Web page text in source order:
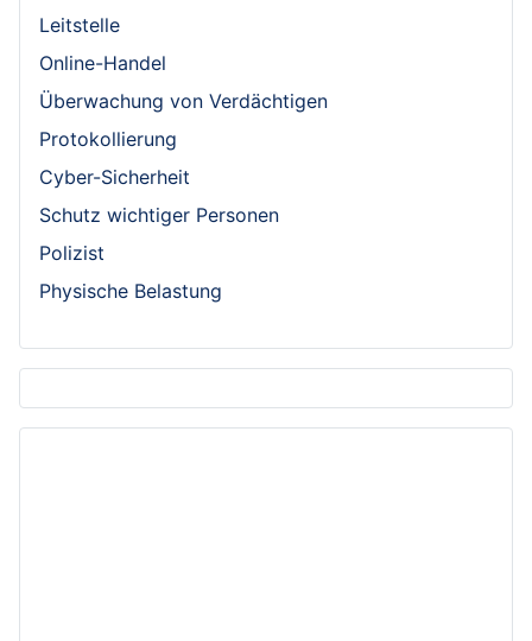
Leitstelle
Online-Handel
Überwachung von Verdächtigen
Protokollierung
Cyber-Sicherheit
Schutz wichtiger Personen
Polizist
Physische Belastung